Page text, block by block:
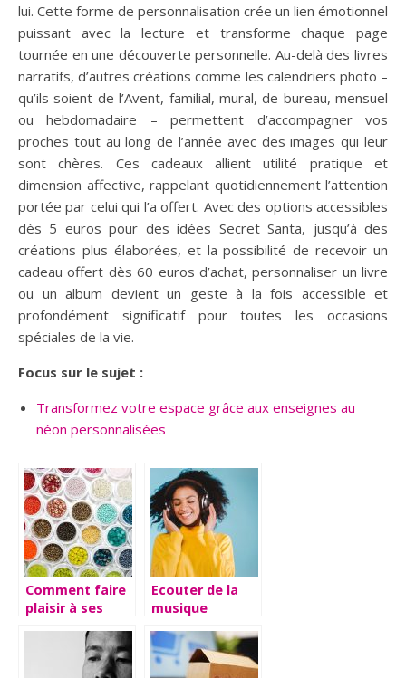
lui. Cette forme de personnalisation crée un lien émotionnel
puissant avec la lecture et transforme chaque page
tournée en une découverte personnelle. Au-delà des livres
narratifs, d’autres créations comme les calendriers photo –
qu’ils soient de l’Avent, familial, mural, de bureau, mensuel
ou hebdomadaire – permettent d’accompagner vos
proches tout au long de l’année avec des images qui leur
sont chères. Ces cadeaux allient utilité pratique et
dimension affective, rappelant quotidiennement l’attention
portée par celui qui l’a offert. Avec des options accessibles
dès 5 euros pour des idées Secret Santa, jusqu’à des
créations plus élaborées, et la possibilité de recevoir un
cadeau offert dès 60 euros d’achat, personnaliser un livre
ou un album devient un geste à la fois accessible et
profondément significatif pour toutes les occasions
spéciales de la vie.
Focus sur le sujet :
Transformez votre espace grâce aux enseignes au
néon personnalisées
Comment faire
plaisir à ses
Ecouter de la
musique
son casque
audio